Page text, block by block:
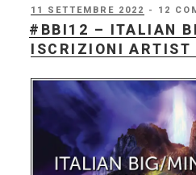
Big
Bang
12
–
Consegna
Bozze!
(entro
PUBBLICATO
IL
11 SETTEMBRE 2022 - 12
#BBI12 – ITALIAN
ISCRIZIONI ARTIST